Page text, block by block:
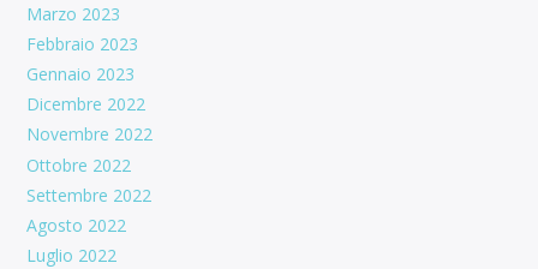
Marzo 2023
Febbraio 2023
Gennaio 2023
Dicembre 2022
Novembre 2022
Ottobre 2022
Settembre 2022
Agosto 2022
Luglio 2022